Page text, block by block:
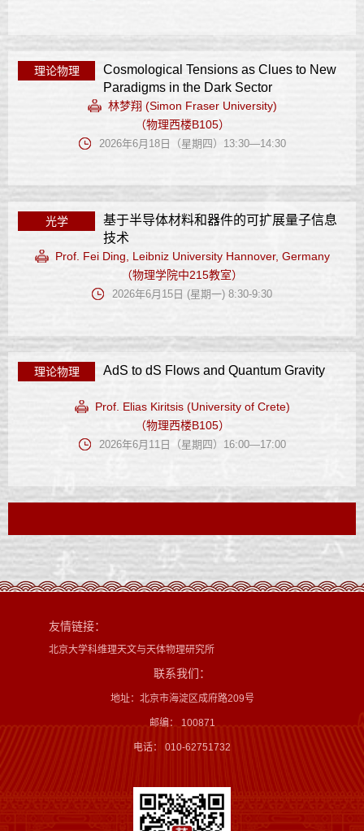
理论物理
Cosmological Tensions as Clues to New
Paradigms in the Dark Sector
林梦翔 (Simon Fraser University)
（物理西楼B105）
2026年6月18日（星期四）13:30—14:30
光学
基于半导体材料和器件的可扩展量子信息
技术
Prof. Fei Ding, Leibniz University Hannover, Germany
（物理学院中215教室）
2026年6月15日 (星期一) 8:30-9:30
理论物理 AdS to dS Flows and Quantum Gravity
Prof. Elias Kiritsis (University of Crete)
（物理西楼B105）
2026年6月11日（星期四）16:00—17:00
友情链接：
北京大学科维理天文与天体物理研究所
联系我们：
地址：北京市海淀区成府路209号
邮编： 100871
电话： 010-62751732